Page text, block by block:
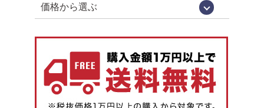
価格から選ぶ
1,000円未満
1,000円～
2,000円～
3,000円～
4,000円～
5,000円以上